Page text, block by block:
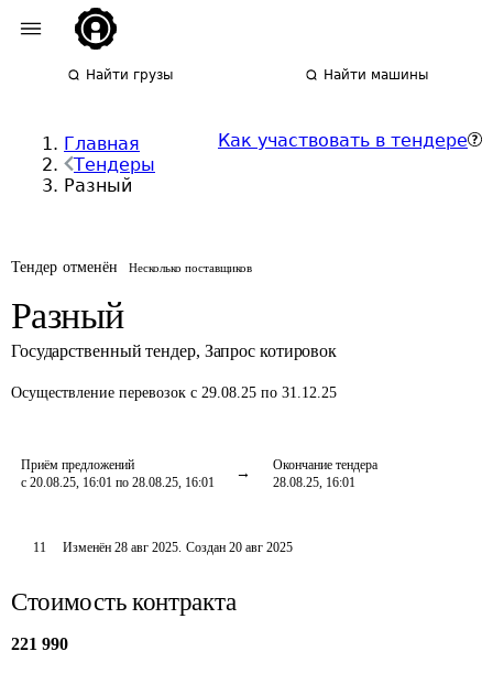
Найти грузы Найти машины
Главная
Тендеры
Разный
Как участвовать в тендере
Тендер отменён Несколько поставщиков
Разный
Государственный тендер, Запрос котировок
Осуществление перевозок с 29.08.25 по 31.12.25
Приём предложений
с 20.08.25, 16:01 по 28.08.25, 16:01
Окончание тендера
28.08.25, 16:01
11 Изменён28 авг 2025. Создан 20 авг 2025
Стоимость контракта
221 990